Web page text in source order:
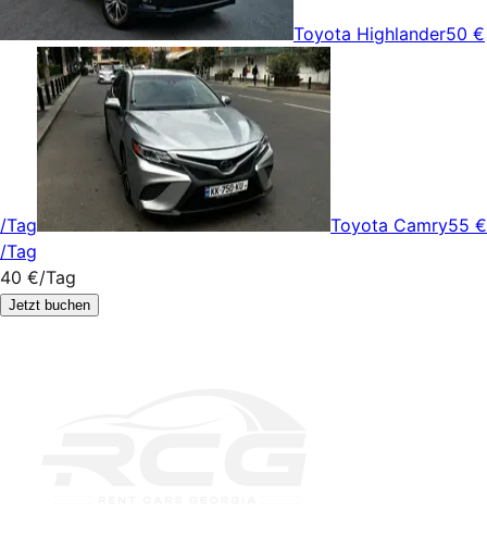
Toyota Highlander50 €
/Tag Toyota Camry55 €
/Tag
40 €/Tag
Jetzt buchen